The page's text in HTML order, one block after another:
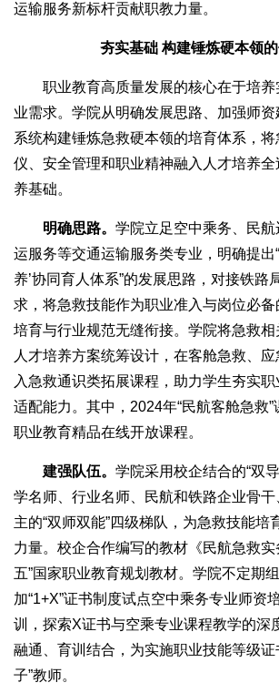
运输服务新标杆贡献职教力量。
夯实基础 构建锤炼硬本领
职业教育高质量发展的核心在于培
业需求。学院从明确发展思路、加强师资
系统构建锤炼急救硬本领的培育体系，
仪、安全管理和职业精神融入人才培养
养基础。
明确思路。 学院立足空中乘务、民
运服务等交通运输服务类专业，明确提出
养’协同育人体系”的发展思路，对接铁路
求，将急救技能作为职业准入与岗位必
培育与行业规范无缝衔接。学院将急救
人才培养方案统筹设计，在客舱急救、
入急救通识类拓展课程，助力学生夯实
适配能力。其中，2024年“民航客舱急救
职业教育精品在线开放课程。
建强队伍。 学院采用校企结合的“双
学名师、行业名师、民航和铁路企业骨
主的“双师双能”四级梯队，为急救技能培
力量。校企合作编写的教材《民航急救实
五”国家职业教育规划教材。学院不定期
加“1+X”证书制度试点空中乘务专业师资
训，探索X证书与空乘专业课程教学的深
融通、育训结合，为实施职业技能等级证
子”教师。